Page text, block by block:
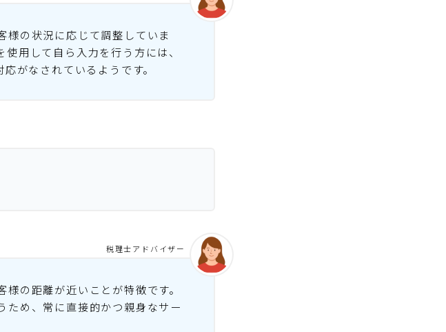
様の状況に応じて調整していま
用して自ら入力を行う方には、
がなされているようです。
の距離が近いことが特徴です。
ため、常に直接的かつ親身なサー
税理士アドバイザー